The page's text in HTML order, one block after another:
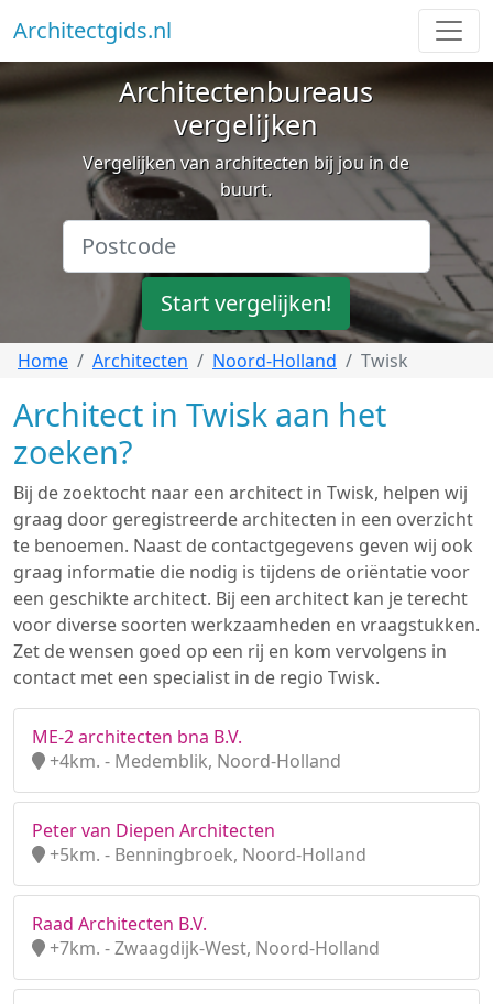
Architectgids.nl
Architectenbureaus
vergelijken
Vergelijken van architecten bij jou in de
buurt.
Start vergelijken!
Home Architecten Noord-Holland Twisk
Architect in Twisk aan het
zoeken?
Bij de zoektocht naar een architect in Twisk, helpen wij
graag door geregistreerde architecten in een overzicht
te benoemen. Naast de contactgegevens geven wij ook
graag informatie die nodig is tijdens de oriëntatie voor
een geschikte architect. Bij een architect kan je terecht
voor diverse soorten werkzaamheden en vraagstukken.
Zet de wensen goed op een rij en kom vervolgens in
contact met een specialist in de regio Twisk.
ME-2 architecten bna B.V.
+4km. - Medemblik, Noord-Holland
Peter van Diepen Architecten
+5km. - Benningbroek, Noord-Holland
Raad Architecten B.V.
+7km. - Zwaagdijk-West, Noord-Holland